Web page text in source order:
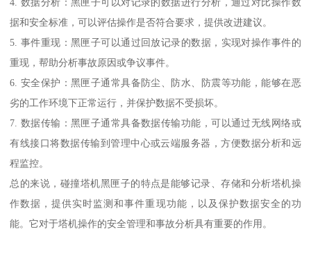
据和安全标准，可以评估操作是否符合要求，提供改进建议。
5. 事件重现：黑匣子可以通过回放记录的数据，实现对操作事件的
重现，帮助分析事故原因或争议事件。
6. 安全保护：黑匣子通常具备防尘、防水、防震等功能，能够在恶
劣的工作环境下正常运行，并保护数据不受损坏。
7. 数据传输：黑匣子通常具备数据传输功能，可以通过无线网络或
有线接口将数据传输到管理中心或云端服务器，方便数据分析和远
程监控。
总的来说，碰撞塔机黑匣子的特点是能够记录、存储和分析塔机操
作数据，提供实时监测和事件重现功能，以及保护数据安全的功
能。它对于塔机操作的安全管理和事故分析具有重要的作用。